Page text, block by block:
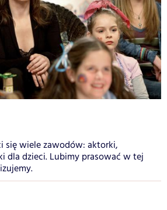
się wiele zawodów: aktorki,
dla dzieci. Lubimy prasować w tej